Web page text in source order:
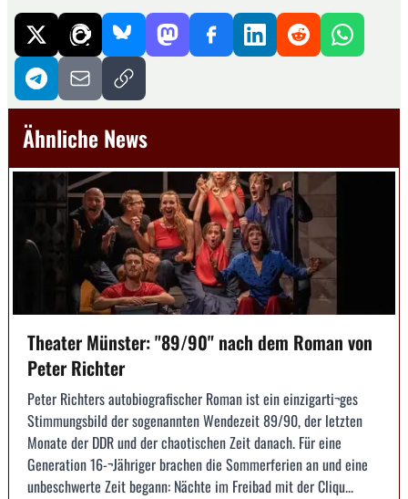
Ähnliche News
Theater Münster: "89/90" nach dem Roman von
Peter Richter
Peter Richters autobiografischer Roman ist ein einzigarti¬ges
Stimmungsbild der sogenannten Wendezeit 89/90, der letzten
Monate der DDR und der chaotischen Zeit danach. Für eine
Generation 16-¬Jähriger brachen die Sommerferien an und eine
unbeschwerte Zeit begann: Nächte im Freibad mit der Cliqu...